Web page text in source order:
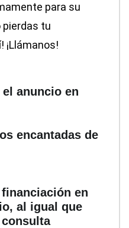
para su
pierdas tu
¡Llámanos!
anuncio en
encantadas de
en
al igual que